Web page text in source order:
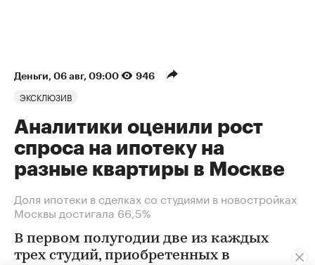
Деньги⁠, 06 авг, 09:00 946
ЭКСКЛЮЗИВ
Аналитики оценили рост
спроса на ипотеку на
разные квартиры в Москве
Доля ипотеки в сделках со студиями в новостройках
Москвы достигала 66,5%
В первом полугодии две из каждых
трех студий, приобретенных в